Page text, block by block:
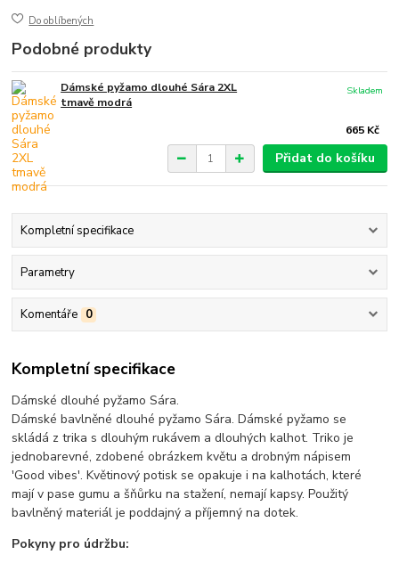
Do oblíbených
Podobné produkty
Dámské pyžamo dlouhé Sára 2XL
tmavě modrá
665 Kč
Skladem
Přidat do košíku
Kompletní specifikace
Parametry
Komentáře 0
Kompletní specifikace
Dámské dlouhé pyžamo Sára.
Dámské bavlněné dlouhé pyžamo Sára. Dámské pyžamo se
skládá z trika s dlouhým rukávem a dlouhých kalhot. Triko je
jednobarevné, zdobené obrázkem květu a drobným nápisem
'Good vibes'. Květinový potisk se opakuje i na kalhotách, které
mají v pase gumu a šňůrku na stažení, nemají kapsy. Použitý
bavlněný materiál je poddajný a příjemný na dotek.
Pokyny pro údržbu: